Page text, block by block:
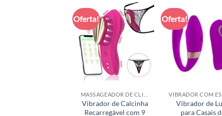
Oferta!
Vibrador de Calcinha
Recarregável com 9
Oferta!
Vibrador de
para Casais